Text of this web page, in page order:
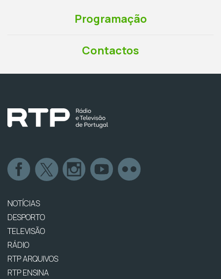
Programação
Contactos
NOTÍCIAS
DESPORTO
TELEVISÃO
RÁDIO
RTP ARQUIVOS
RTP ENSINA